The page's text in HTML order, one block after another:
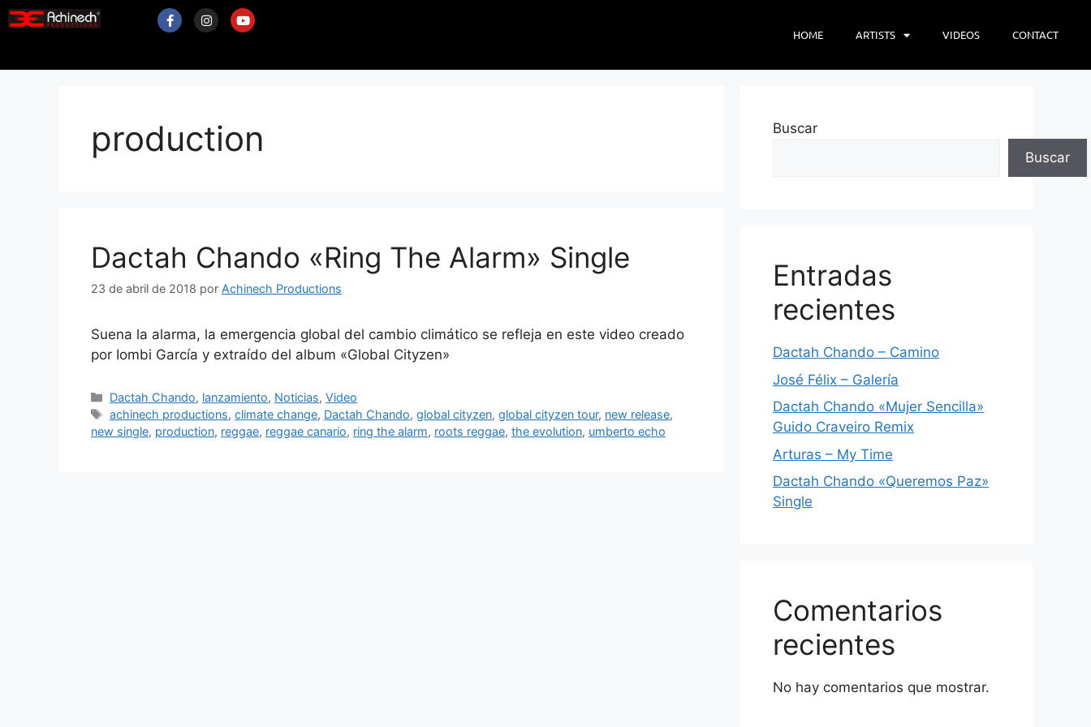
HOME ARTISTS VIDEOS CONTACT
production
Dactah Chando «Ring The Alarm» Single
23 de abril de 2018 por Achinech Productions
Suena la alarma, la emergencia global del cambio climático se refleja en este video creado
por Iombi García y extraído del album «Global Cityzen»
Dactah Chando, lanzamiento, Noticias,Video
achinech productions,climate change, Dactah Chando,global cityzen,global cityzen tour, new release,
new single, production, reggae, reggae canario, ring the alarm, roots reggae, the evolution, umberto echo
Buscar
Buscar
Entradas
recientes
Dactah Chando – Camino
José Félix – Galería
Dactah Chando «Mujer Sencilla»
Guido Craveiro Remix
Arturas – My Time
Dactah Chando «Queremos Paz»
Single
Comentarios
recientes
No hay comentarios que mostrar.